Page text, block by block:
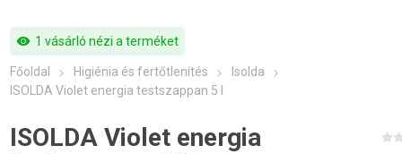
pörkölt kávé
kávéfőzők Karos kávéfőzők
Hűtőszekrény
Víztartályok
professional Tisztítószerek
Cukrok Ajándéktárgyak
Philips Saeco Dr.Coffee
visibility 1 vásárló nézi a terméket
Főoldal Higiénia és fertőtlenítés
Isolda
ISOLDA Violet energia testszappan 5 l
ISOLDA Violet energia